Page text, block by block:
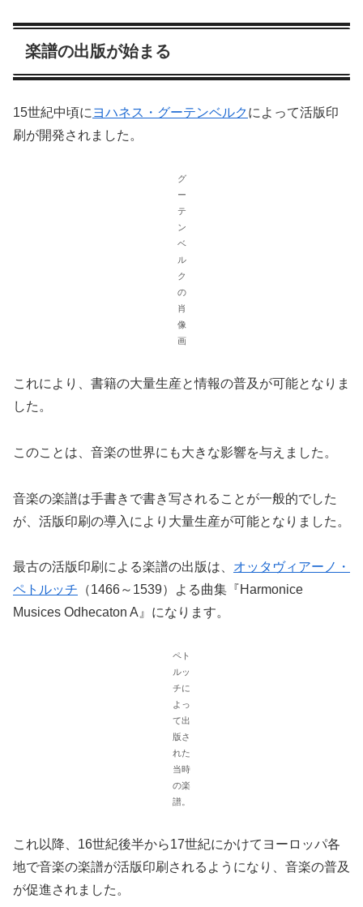
楽譜の出版が始まる
15世紀中頃にヨハネス・グーテンベルクによって活版印
刷が開発されました。
グ
ー
テ
ン
ベ
ル
ク
の
肖
像
画
これにより、書籍の大量生産と情報の普及が可能となりま
した。
このことは、音楽の世界にも大きな影響を与えました。
音楽の楽譜は手書きで書き写されることが一般的でした
が、活版印刷の導入により大量生産が可能となりました。
最古の活版印刷による楽譜の出版は、 オッタヴィアーノ・
ペトルッチ （1466～1539）よる曲集『Harmonice
Musices Odhecaton A』になります。
ペト
ルッ
チに
よっ
て出
版さ
れた
当時
の楽
譜。
これ以降、16世紀後半から17世紀にかけてヨーロッパ各
地で音楽の楽譜が活版印刷されるようになり、音楽の普及
が促進されました。